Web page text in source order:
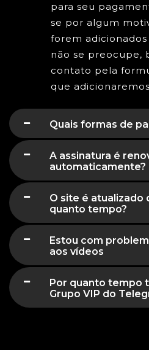
para seu
se por algum
forem
não se preocupe,
contato pela
que
Quais formas de
A assinatura é
automaticamente?
O site é atualizado
quanto tempo?
Estou com
aos vídeos
Por quanto tempo
Grupo VIP do